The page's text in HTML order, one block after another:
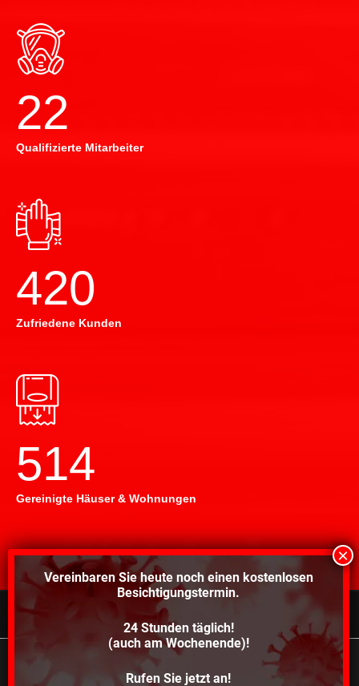
22
Qualifizierte Mitarbeiter
420
Zufriedene Kunden
514
Gereinigte Häuser & Wohnungen
©2021 Schröders Service Team Nord, All Rights Reserved.
Schroeder Service Team Nord
Vereinbaren Sie heute noch einen kostenlosen
Besichtigungstermin.
24 Stunden täglich!
(auch am Wochenende)!
Rufen Sie jetzt an!
Wir verwenden Cookies, um dir die bestmögliche